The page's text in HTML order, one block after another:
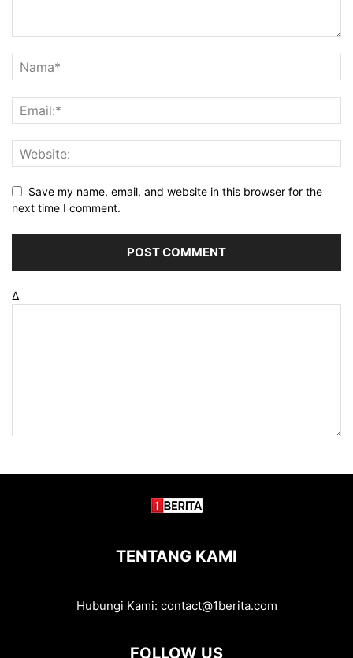
Save my name, email, and website in this browser for the
next time I comment.
Δ
TENTANG KAMI
Hubungi Kami: contact@1berita.com
FOLLOW US